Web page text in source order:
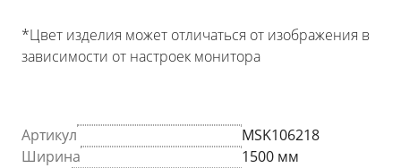
*Цвет изделия может отличаться от изображения в
зависимости от настроек монитора
Артикул
MSK106218
Ширина
1500 мм